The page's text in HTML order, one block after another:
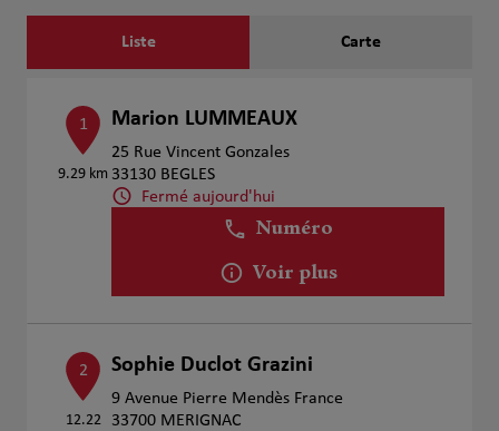
Liste Carte
1
9.29 km
Marion LUMMEAUX
25 Rue Vincent Gonzales
33130 BEGLES
Fermé aujourd'hui
Numéro
Voir plus
2
12.22
Sophie Duclot Grazini
9 Avenue Pierre Mendès France
33700 MERIGNAC